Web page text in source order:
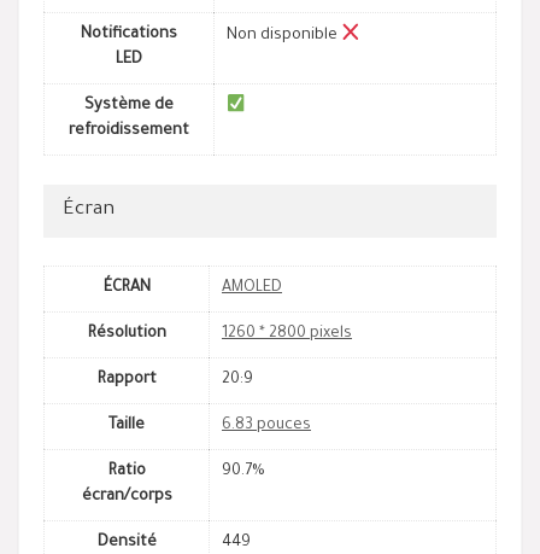
Notifications
LED
Non disponible
Système de
refroidissement
Écran
ÉCRAN AMOLED
Résolution 1260 * 2800 pixels
Rapport 20:9
Taille 6.83 pouces
Ratio
écran/corps
90.7%
Densité 449